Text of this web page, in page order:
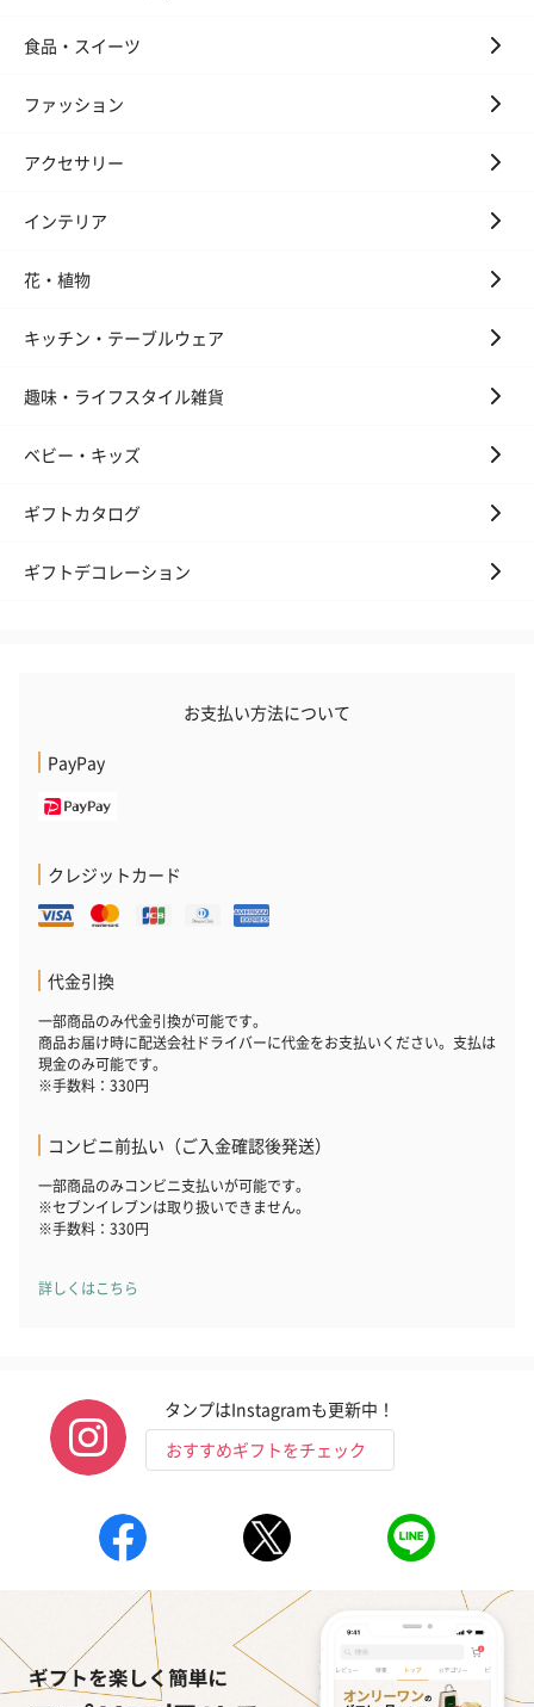
食品・スイーツ
ファッション
アクセサリー
インテリア
花・植物
キッチン・テーブルウェア
趣味・ライフスタイル雑貨
ベビー・キッズ
ギフトカタログ
ギフトデコレーション
お支払い方法について
PayPay
クレジットカード
代金引換
一部商品のみ代金引換が可能です。
商品お届け時に配送会社ドライバーに代金をお支払いください。支払は
現金のみ可能です。
※手数料：330円
コンビニ前払い（ご入金確認後発送）
一部商品のみコンビニ支払いが可能です。
※セブンイレブンは取り扱いできません。
※手数料：330円
詳しくはこちら
タンプはInstagramも更新中！
おすすめギフトをチェック